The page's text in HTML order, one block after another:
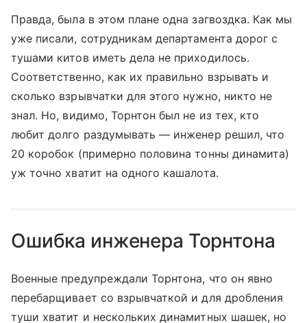
Правда, была в этом плане одна загвоздка. Как мы
уже писали, сотрудникам департамента дорог с
тушами китов иметь дела не приходилось.
Соответственно, как их правильно взрывать и
сколько взрывчатки для этого нужно, никто не
знал. Но, видимо, Торнтон был не из тех, кто
любит долго раздумывать — инженер решил, что
20 коробок (примерно половина тонны динамита)
уж точно хватит на одного кашалота.
Ошибка инженера Торнтона
Военные предупреждали Торнтона, что он явно
перебарщивает со взрывчаткой и для дробления
туши хватит и нескольких динамитных шашек, но